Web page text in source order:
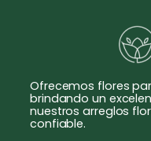
Ofrecemos flores
brindando un
nuestros arreglos
confiable.